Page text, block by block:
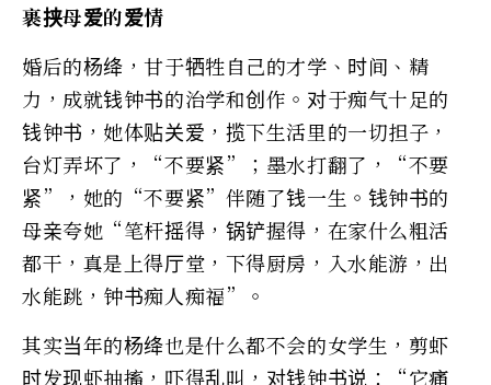
裹挟母爱的爱情
婚后的杨绛，甘于牺牲自己的才学、时间、精
力，成就钱钟书的治学和创作。对于痴气十足的
钱钟书，她体贴关爱，揽下生活里的一切担子，
台灯弄坏了，“不要紧”；墨水打翻了，“不要
紧”，她的“不要紧”伴随了钱一生。钱钟书的
母亲夸她“笔杆摇得，锅铲握得，在家什么粗活
都干，真是上得厅堂，下得厨房，入水能游，出
水能跳，钟书痴人痴福”。
其实当年的杨绛也是什么都不会的女学生，剪虾
时发现虾抽搐，吓得乱叫，对钱钟书说：“它痛